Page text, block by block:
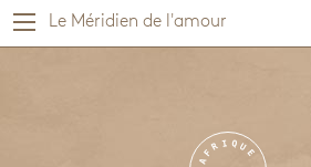
Le Méridien de l'amour
A
F
R I Q U
E